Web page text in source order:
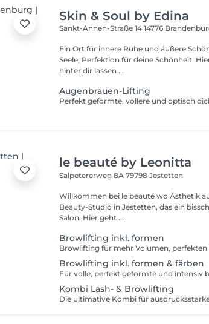
Skin & Soul by Edina
Sankt-Annen-Straße 1414776
Ein Ort für innere Ruhe und äußere
Seele, Perfektion für deine Schönheit. Hier kannst du den Alltag
hinter dir lassen ...
Augenbrauen-Lifting
le beauté by Leonitta
Salpetererweg 8A79798 Jestetten
Willkommen bei le beauté wo Ästhetik auf Präzision trifft. Deinem
Beauty-Studio in Jestetten, das ein
Salon. Hier geht ...
Browlifting inkl. formen
Browlifting inkl. formen & färben
Kombi Lash- & Browlifting